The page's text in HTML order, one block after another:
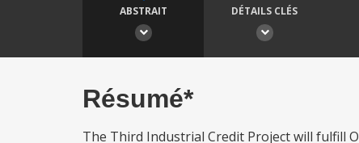
ABSTRAIT DÉTAILS CLÉS
Résumé*
The Third Industrial Credit Project will fulfill